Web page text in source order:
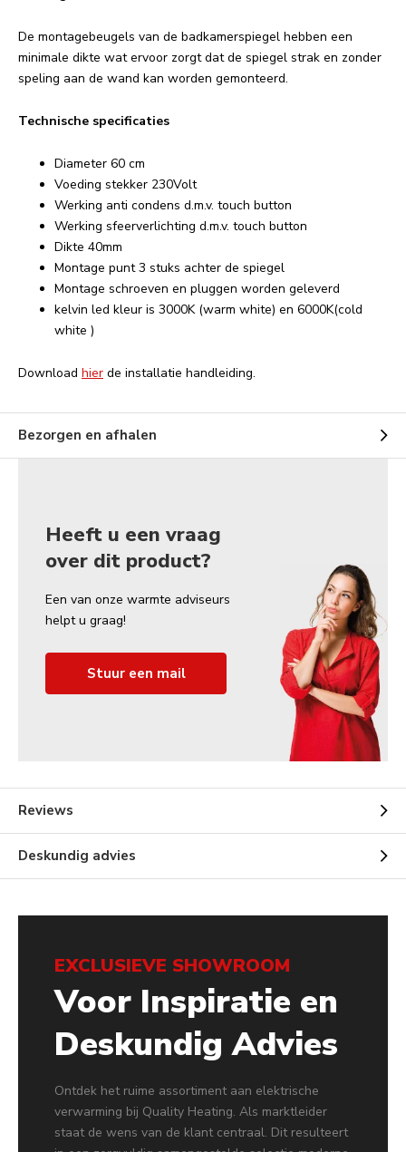
De montagebeugels van de badkamerspiegel hebben een
minimale dikte wat ervoor zorgt dat de spiegel strak en zonder
speling aan de wand kan worden gemonteerd.
Technische specificaties
Diameter 60 cm
Voeding stekker 230Volt
Werking anti condens d.m.v. touch button
Werking sfeerverlichting d.m.v. touch button
Dikte 40mm
Montage punt 3 stuks achter de spiegel
Montage schroeven en pluggen worden geleverd
kelvin led kleur is 3000K (warm white) en 6000K(cold
white )
Download hier de installatie handleiding.
Bezorgen en afhalen
Heeft u een vraag
over dit product?
Een van onze warmte adviseurs
helpt u graag!
Stuur een mail
Reviews
Deskundig advies
EXCLUSIEVE SHOWROOM
Voor Inspiratie en
Deskundig Advies
Ontdek het ruime assortiment aan elektrische
verwarming bij Quality Heating. Als marktleider
staat de wens van de klant centraal. Dit resulteert